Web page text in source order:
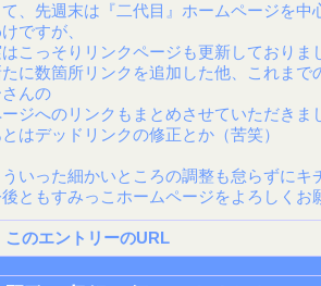
て、先週末は『二代目』ホームページを
ですが、
こっそりリンクページも更新しておりま
たに数箇所リンクを追加した他、これまで
んの
ジへのリンクもまとめさせていただきま
はデッドリンクの修正とか（苦笑）
ういった細かいところの調整も怠らずに
ともすみっこホームページをよろしくお
このエントリーのURL